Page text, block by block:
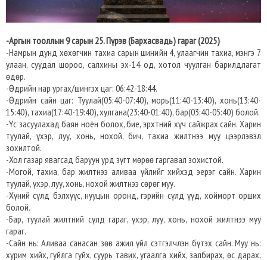
-Аргын тооллын 9 сарын 25. Пүрэв (Бархасвадь) гараг (2025)
-Намрын дунд хөхөгчин тахиа сарын шинийн 4, улаагчин тахиа, мэнгэ 7
улаан, суудал шороо, салхины эх-14 од, хотол чуулган барилдлагат
өдөр.
-Өдрийн нар ургах/шингэх цаг: 06:42-18:44.
-Өдрийн сайн цаг: Туулай(05:40-07:40), морь(11:40-13:40), хонь(13:40-
15:40), тахиа(17:40-19:40), хулгана(23:40-01:40), бар(03:40-05:40) болой.
-Үс засуулахад баян ноён болох, бие, эрхтний хүч сайжрах сайн. Харин
туулай, үхэр, луу, хонь, нохой, бич, тахиа жилтнээ муу цээрлэвэл
зохилтой.
-Хол газар явагсад баруун урд зүгт мөрөө гаргавал зохистой.
-Могой, тахиа, бар жилтнээ аливаа үйлийг хийхэд эерэг сайн. Харин
туулай, үхэр, луу, хонь, нохой жилтнээ сөрөг муу.
-Хүний сүлд бэлхүүс, нууцын оронд, гэрийн сүлд үүд, хойморт орших
болой.
-Бар, туулай жилтний сүлд гараг, үхэр, луу, хонь, нохой жилтнээ муу
гараг.
-Сайн нь: Аливаа санасан зөв ажил үйл сэтгэлчлэн бүтэх сайн. Муу нь:
хурим хийх, гуйлга гуйх, суурь тавих, угаалга хийх, залбирах, өс дарах,